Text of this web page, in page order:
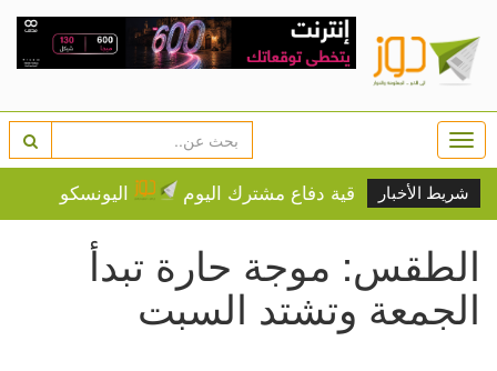
شريط الأخبار
ستوقع اتفاقية دفاع مشترك اليوم اليونسكو تدرج 3 مواقع عربية على قائمة التراث المهدد
الطقس: موجة حارة تبدأ
الجمعة وتشتد السبت